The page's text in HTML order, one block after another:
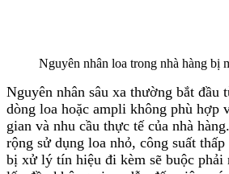
Nguyên nhân loa trong nhà hàng bị
Nguyên nhân sâu xa thường bắt đầu
dòng loa hoặc ampli không phù hợp
gian và nhu cầu thực tế của nhà
rộng sử dụng loa nhỏ, công suất
bị xử lý tín hiệu đi kèm sẽ buộc